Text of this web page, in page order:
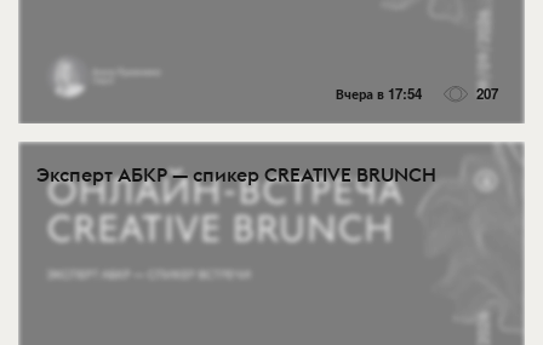
Вчера в 17:54 207
Эксперт АБКР — спикер CREATIVE BRUNCH